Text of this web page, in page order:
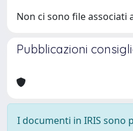
Non ci sono file associati
Pubblicazioni
I documenti in IRIS